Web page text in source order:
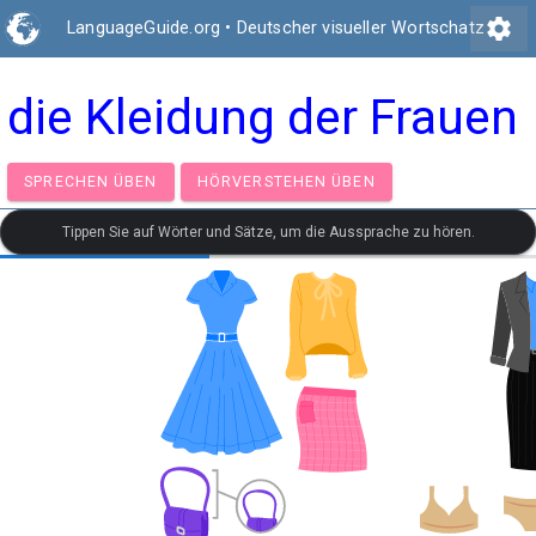
LanguageGuide.org • Deutscher visueller Wortschatzsettings
die Kleidung der Frauen
SPRECHEN ÜBEN HÖRVERSTEHEN ÜBEN
Tippen Sie auf Wörter und Sätze, um die Aussprache zu hören.